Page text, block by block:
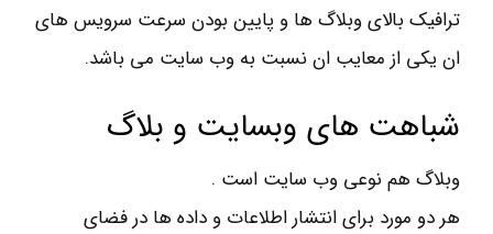
ترافیک بالای وبلاگ ها و پایین بودن سرعت سرویس های
ان یکی از معایب ان نسبت به وب سایت می باشد.
شباهت های وبسایت و بلاگ
وبلاگ هم نوعی وب سایت است .
هر دو مورد برای انتشار اطلاعات و داده ها در فضای